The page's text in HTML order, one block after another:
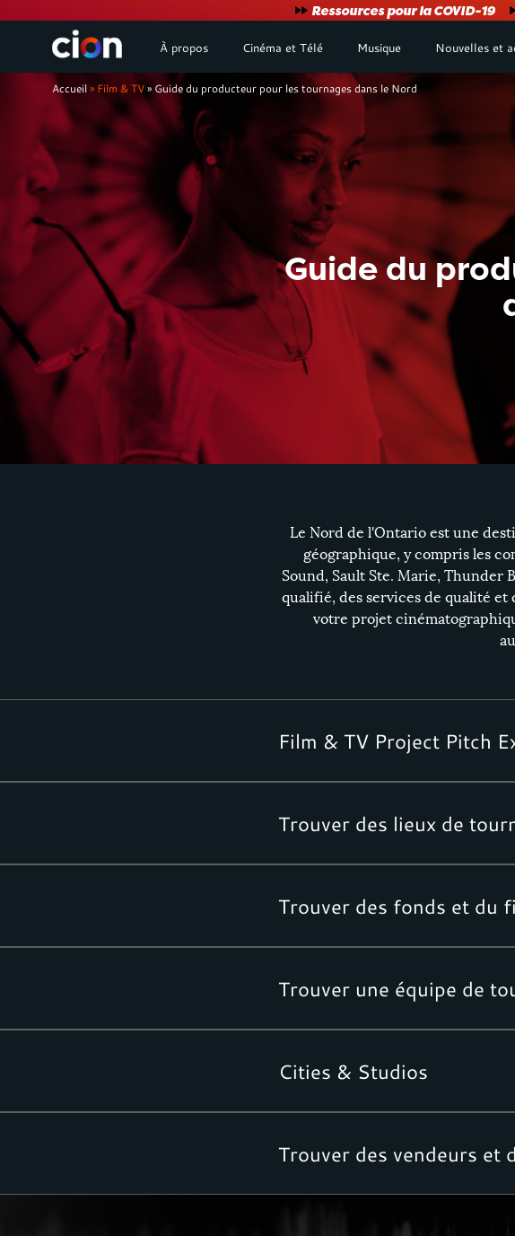
User
account
menu
Ressources pour la COVID-19
À propos Cinéma et Télé Musique Nouvelles et
Fil
d'Ariane
Accueil Film & TV Guide du producteur pour les tournages dans le Nord
Guide du
Le Nord de l'Ontario est une
géographique, y compris les
Sound, Sault Ste. Marie, Thunder
qualifié, des services de qualité
votre projet
Film & TV Project Pitch
Trouver des lieux de
Trouver des fonds et du
Trouver une équipe de
Cities & Studios
Trouver des vendeurs et